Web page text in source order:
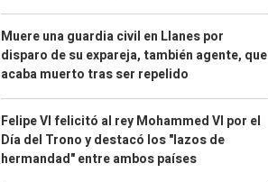
Muere una guardia civil en Llanes por
disparo de su expareja, también agente, que
acaba muerto tras ser repelido
Felipe VI felicitó al rey Mohammed VI por el
Día del Trono y destacó los "lazos de
hermandad" entre ambos países